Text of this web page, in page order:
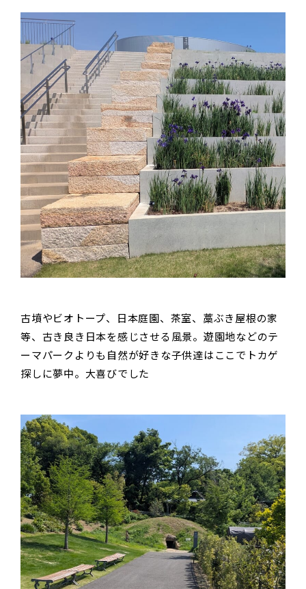
古墳やビオトープ、日本庭園、茶室、藁ぶき屋根の家
等、古き良き日本を感じさせる風景。遊園地などのテ
ーマパークよりも自然が好きな子供達はここでトカゲ
探しに夢中。大喜びでした